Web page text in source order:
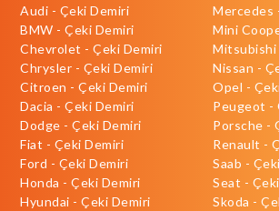
Audi - Çeki Demiri
BMW - Çeki Demiri
Chevrolet - Çeki Demiri
Chrysler - Çeki Demiri
Citroen - Çeki Demiri
Dacia - Çeki Demiri
Dodge - Çeki Demiri
Fiat - Çeki Demiri
Ford - Çeki Demiri
Honda - Çeki Demiri
Hyundai - Çeki Demiri
Mercedes
Mini
Mitsubishi
Nissan -
Opel -
Peugeot -
Porsche -
Renault -
Saab -
Seat -
Skoda -